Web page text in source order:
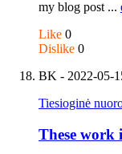
my blog post ...
Like 0
Dislike 0
BK - 2022-05-
Tiesioginė
These